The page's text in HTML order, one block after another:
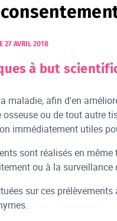
27 AVRIL 2018
à but
maladie, afin d'en
ou de tout autre
immédiatement utiles
sont réalisés en même
ou à la surveillance
sur ces